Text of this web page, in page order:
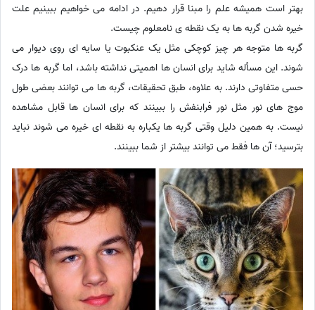
بهتر است همیشه علم را مبنا قرار دهیم. در ادامه می خواهیم ببینیم علت
خیره شدن گربه ها به یک نقطه ی نامعلوم چیست.
گربه ها متوجه هر چیز کوچکی مثل یک عنکبوت یا سایه ای روی دیوار می
شوند. این مسأله شاید برای انسان ها اهمیتی نداشته باشد، اما گربه ها درک
حسی متفاوتی دارند. به علاوه، طبق تحقیقات، گربه ها می توانند بعضی طول
موج های نور مثل نور فرابنفش را ببینند که برای انسان ها قابل مشاهده
نیست. به همین دلیل وقتی گربه ها یکباره به نقطه ای خیره می شوند نباید
بترسید؛ آن ها فقط می توانند بیشتر از شما ببینند.